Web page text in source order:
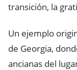
transición, la
Un ejemplo
de Georgia,
ancianas del